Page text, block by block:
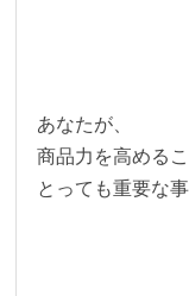
あなたが、
商品力を高める
とっても重要な